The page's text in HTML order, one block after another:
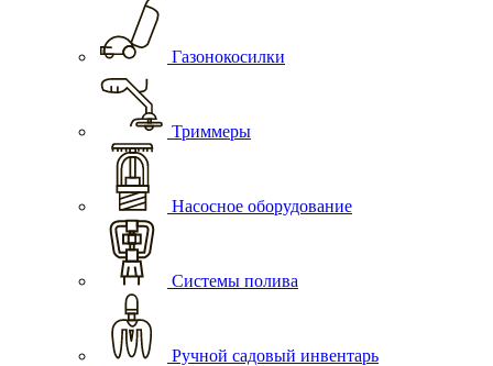
Газонокосилки
Триммеры
Насосное оборудование
Системы полива
Ручной садовый инвентарь